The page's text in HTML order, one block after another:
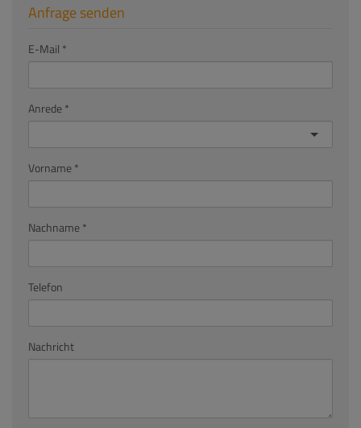
Anfrage senden
E-Mail
Anrede
Vorname
Nachname
Telefon
Nachricht